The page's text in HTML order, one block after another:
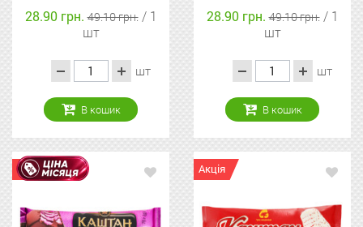
28.90 грн.49.10 грн. / 1
шт
шт
В кошик
28.90 грн.49.10 грн. / 1
шт
шт
В кошик
Акція Акція